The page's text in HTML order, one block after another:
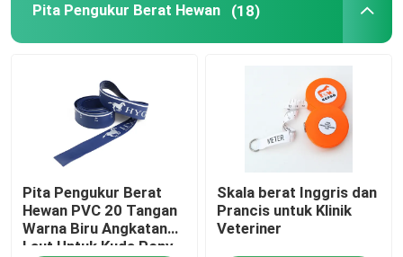
Pita Pengukur Baja
Roda Pengukur Jarak
Komponen Pita Pengukur
Pita Pengukur Berat Hewan (18)
Pita Pengukur Berat
Hewan PVC 20 Tangan
Warna Biru Angkatan
Laut Untuk Kuda Pony
Skala berat Inggris dan
Prancis untuk Klinik
Veteriner